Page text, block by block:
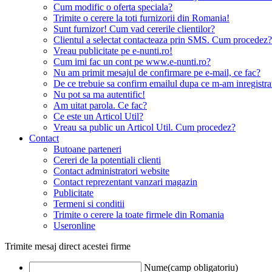
Cum modific o oferta speciala?
Trimite o cerere la toti furnizorii din Romania!
Sunt furnizor! Cum vad cererile clientilor?
Clientul a selectat contacteaza prin SMS. Cum procedez?
Vreau publicitate pe e-nunti.ro!
Cum imi fac un cont pe www.e-nunti.ro?
Nu am primit mesajul de confirmare pe e-mail, ce fac?
De ce trebuie sa confirm emailul dupa ce m-am
Nu pot sa ma autentific!
Am uitat parola. Ce fac?
Ce este un Articol Util?
Vreau sa public un Articol Util. Cum procedez?
Contact
Butoane parteneri
Cereri de la potentiali clienti
Contact administratori website
Contact reprezentant vanzari magazin
Publicitate
Termeni si conditii
Trimite o cerere la toate firmele din Romania
Useronline
Trimite mesaj direct acestei firme
Nume(camp obligatoriu)